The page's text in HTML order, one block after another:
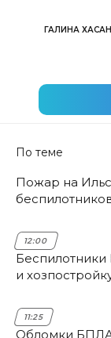
ГАЛИНА
По теме
Пожар на
12:00
и
11:25
Обломки БПЛА